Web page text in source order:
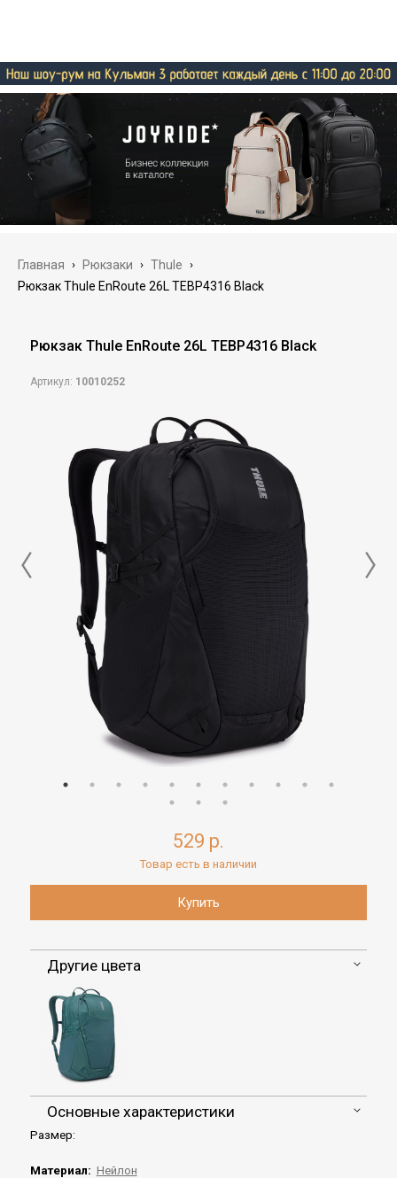
Главная › Рюкзаки › Thule ›
Рюкзак Thule EnRoute 26L TEBP4316 Black
Рюкзак Thule EnRoute 26L TEBP4316 Black
Артикул: 10010252
529 р.
Товар есть в наличии
Другие цвета
Основные характеристики
Размер:
Материал: Нейлон